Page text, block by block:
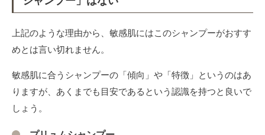
上記のような理由から、敏感肌にはこのシャンプーがおすす
めとは言い切れません。
敏感肌に合うシャンプーの「傾向」や「特徴」というのはあ
りますが、あくまでも目安であるという認識を持つと良いで
しょう。